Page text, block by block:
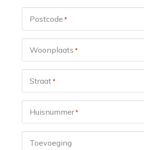
Postcode *
Woonplaats *
Straat*
Huisnummer*
Toevoeging